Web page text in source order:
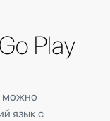
Play
можно
язык с